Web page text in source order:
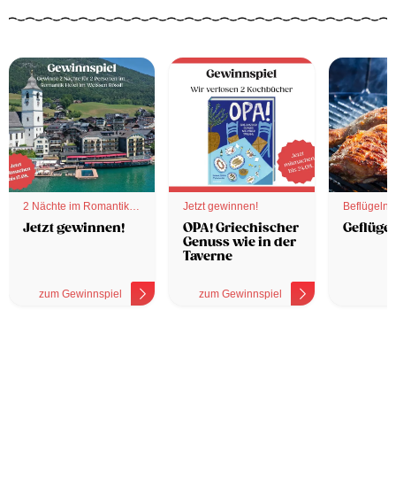
2 Nächte im Romantik
Hotel
Jetzt gewinnen!
zum Gewinnspiel
Jetzt gewinnen!
OPA! Griechischer
Genuss wie in der
Taverne
zum Gewinnspiel